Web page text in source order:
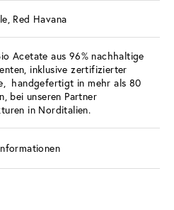
Red Havana
Acetate aus 96% nachhaltige
inklusive zertifizierter
handgefertigt in mehr als 80
bei unseren Partner
in Norditalien.